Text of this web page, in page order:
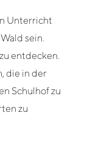
Unterricht
sein.
entdecken.
die in der
Schulhof zu
zu